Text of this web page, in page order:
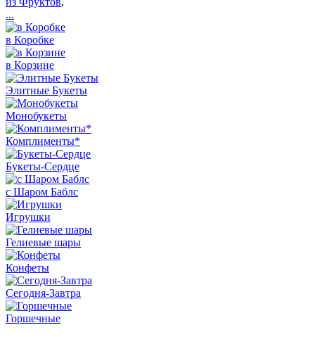
...
в Коробке
в Корзине
Элитные Букеты
Монобукеты
Комплименты*
Букеты-Сердце
с Шаром Баблс
Игрушки
Гелиевые шары
Конфеты
Сегодня-Завтра
Горшечные